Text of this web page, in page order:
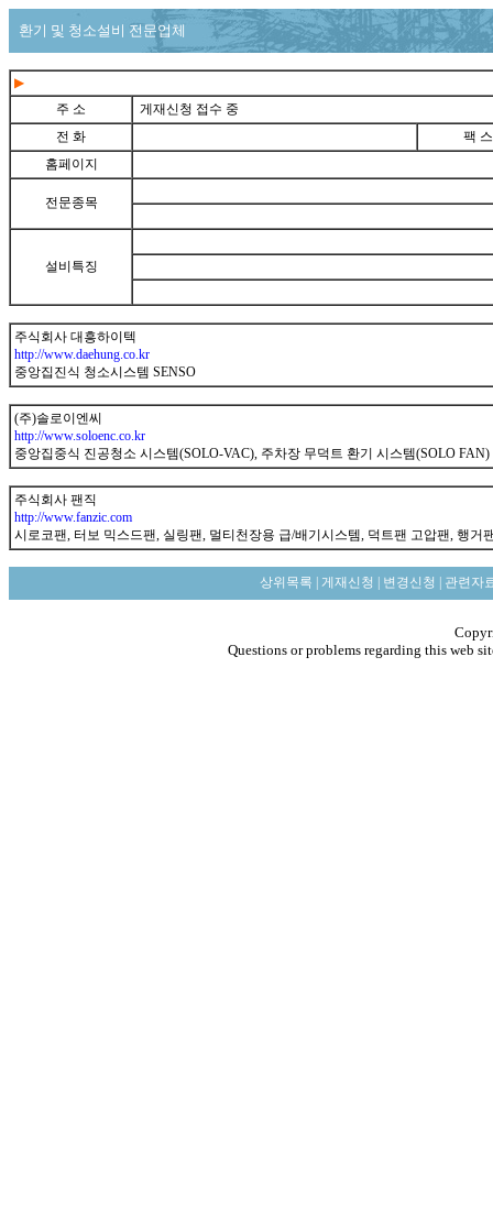
환기 및 청소설비 전문업체
▶
주 소
게재신청 접수 중
전 화
팩 스
홈페이지
전문종목
설비특징
주식회사 대흥하이텍
http://www.daehung.co.kr
중앙집진식 청소시스템 SENSO
(주)솔로이엔씨
http://www.soloenc.co.kr
중앙집중식 진공청소 시스템(SOLO-VAC), 주차장 무덕트 환기 시스템(SOLO FAN)
주식회사 팬직
http://www.fanzic.com
시로코팬, 터보 믹스드팬, 실링팬, 멀티천장용 급/배기시스템, 덕트팬 고압팬, 행거
상위목록 게재신청 변경신청 관련자
Questions or problems regarding this web